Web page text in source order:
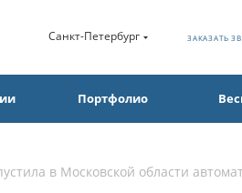
Санкт-Петербург ЗАКАЗАТЬ
Портфолио
в Московской области